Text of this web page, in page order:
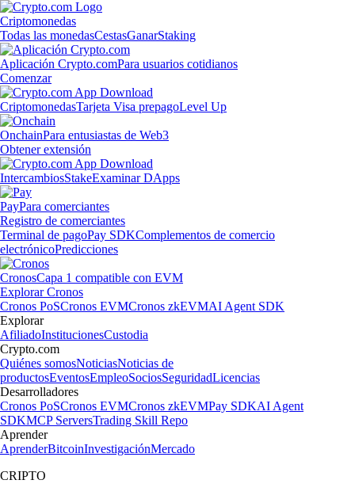
Criptomonedas
Todas las monedasCestasGanarStaking
Aplicación Crypto.comPara usuarios cotidianos
Comenzar
CriptomonedasTarjeta Visa prepagoLevel Up
OnchainPara entusiastas de Web3
Obtener extensión
IntercambiosStakeExaminar DApps
PayPara comerciantes
Registro de comerciantes
Terminal de pagoPay SDKComplementos de comercio
electrónicoPredicciones
CronosCapa 1 compatible con EVM
Explorar Cronos
Cronos PoSCronos EVMCronos zkEVMAI Agent SDK
Explorar
AfiliadoInstitucionesCustodia
Crypto.com
Quiénes somosNoticiasNoticias de
productosEventosEmpleoSociosSeguridadLicencias
Desarrolladores
Cronos PoSCronos EVMCronos zkEVMPay SDKAI Agent
SDKMCP ServersTrading Skill Repo
Aprender
AprenderBitcoinInvestigaciónMercado
CRIPTO